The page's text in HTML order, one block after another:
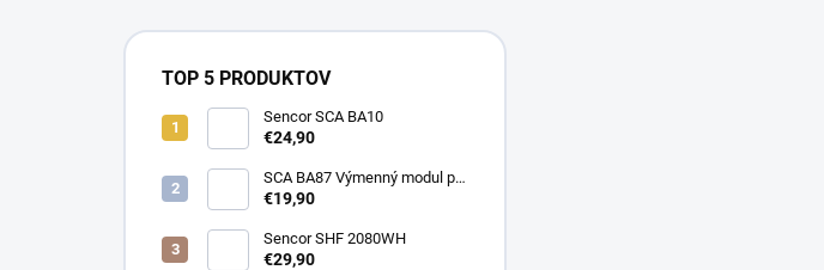
TOP 5 PRODUKTOV
Sencor SCA BA10
€24,90
SCA BA87 Výmenný modul pre
BA40 SENCOR
€19,90
Sencor SHF 2080WH
€29,90